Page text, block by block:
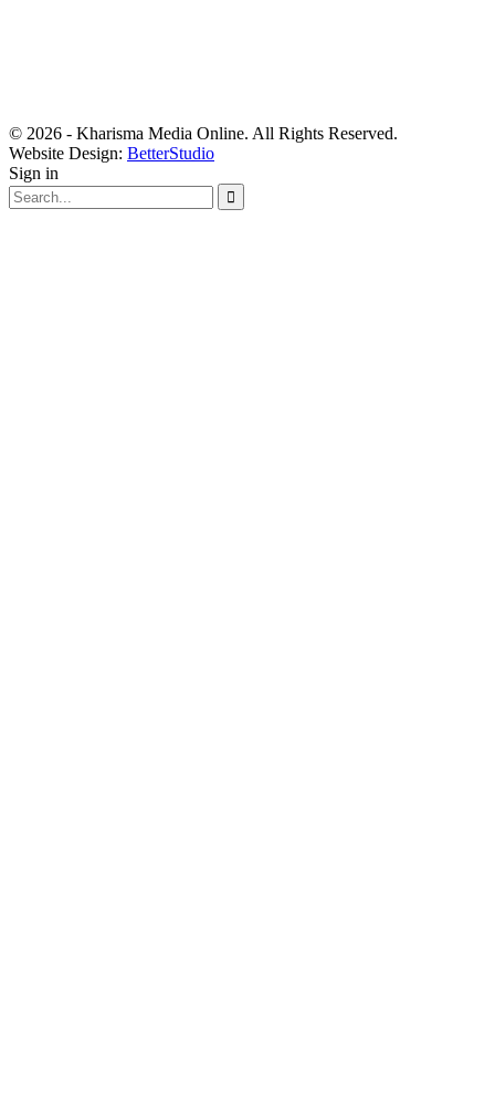
© 2026 - Kharisma Media Online. All Rights Reserved.
Website Design: BetterStudio
Sign in